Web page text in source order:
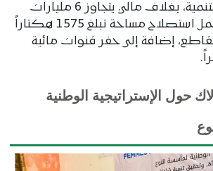
والبنك الإسلامي للتنمية، بغلاف مالي يتجاوز 6 مليارات
أوقية قديمة، ويشمل استصلاح مساحة تبلغ 1575 هكتاراً
إضافة إلى حفر قنوات مائية
حول الإستراتيجية الوطنية